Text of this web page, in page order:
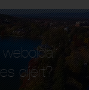
díjért?